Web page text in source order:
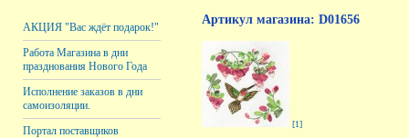
АКЦИЯ "Вас ждёт подарок!"
Работа Магазина в дни
празднования Нового Года
Исполнение заказов в дни
самоизоляции.
Портал поставщиков
Артикул магазина: D01656
[1]